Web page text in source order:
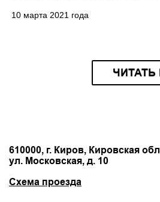
10 марта 2021 года
610000, г. Киров, Кировская
ул. Московская, д. 10
Схема проезда